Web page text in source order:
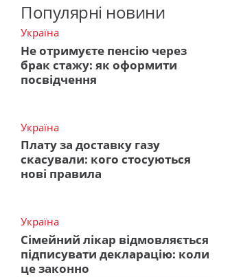
Популярні новини
Україна
Не отримуєте пенсію через
брак стажу: як оформити
посвідчення
Україна
Плату за доставку газу
скасували: кого стосуються
нові правила
Україна
Сімейний лікар відмовляється
підписувати декларацію: коли
це законно